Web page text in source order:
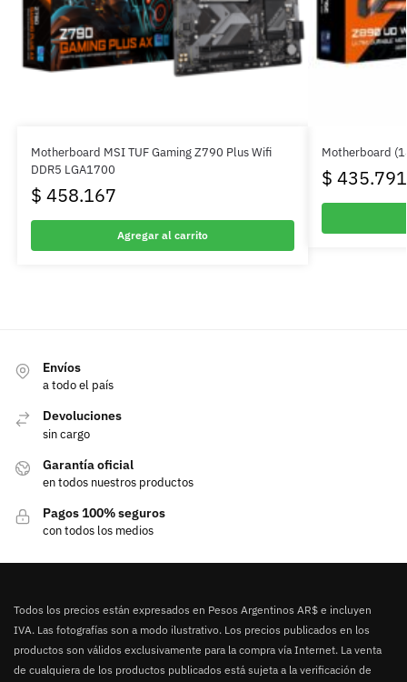
Motherboard MSI TUF Gaming Z790 Plus Wifi
DDR5 LGA1700
$ 458.167
Agregar al carrito
Motherboard
$ 435.791
Envíos
a todo el país
Devoluciones
sin cargo
Garantía oficial
en todos nuestros productos
Pagos 100% seguros
con todos los medios
Todos los precios están expresados en Pesos Argentinos AR$ e incluyen
IVA. Las fotografías son a modo ilustrativo. Los precios publicados en los
productos son válidos exclusivamente para la compra vía Internet. La venta
de cualquiera de los productos publicados está sujeta a la verificación de